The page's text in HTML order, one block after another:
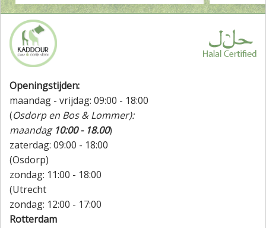
Openingstijden:
maandag - vrijdag: 09:00 - 18:00
(Osdorp en Bos & Lommer):
maandag 10:00 - 18.00)
zaterdag: 09:00 - 18:00
(Osdorp)
zondag: 11:00 - 18:00
(Utrecht
zondag: 12:00 - 17:00
Rotterdam